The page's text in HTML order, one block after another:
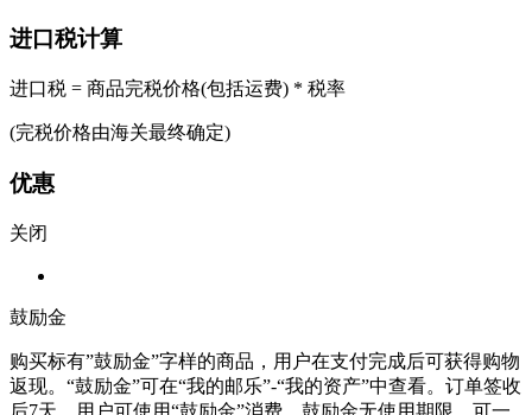
进口税计算
进口税 = 商品完税价格(包括运费) * 税率
(完税价格由海关最终确定)
优惠
关闭
鼓励金
购买标有”鼓励金”字样的商品，用户在支付完成后可获得购物
返现。“鼓励金”可在“我的邮乐”-“我的资产”中查看。订单签收
后7天，用户可使用“鼓励金”消费，鼓励金无使用期限，可一